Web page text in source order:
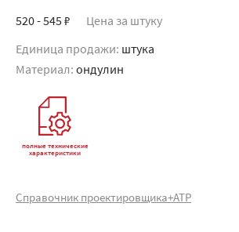
520 - 545 ₽ Цена за штуку
Единица продажи: штука
Материал: ондулин
полные технические
характеристики
Справочник проектировщика+АТР